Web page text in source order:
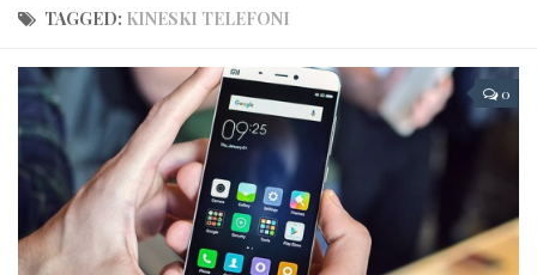
Android
Gedžeti
Igrice
iOS
Tableti
TAGGED: KINESKI TELEFONI
0